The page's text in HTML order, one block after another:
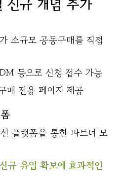
소규모 공동구매를 직접
등으로 신청 접수 가능
매 전용 페이지 제공
플랫폼을 통한 파트너 모
신규 유입 확보에 효과적인